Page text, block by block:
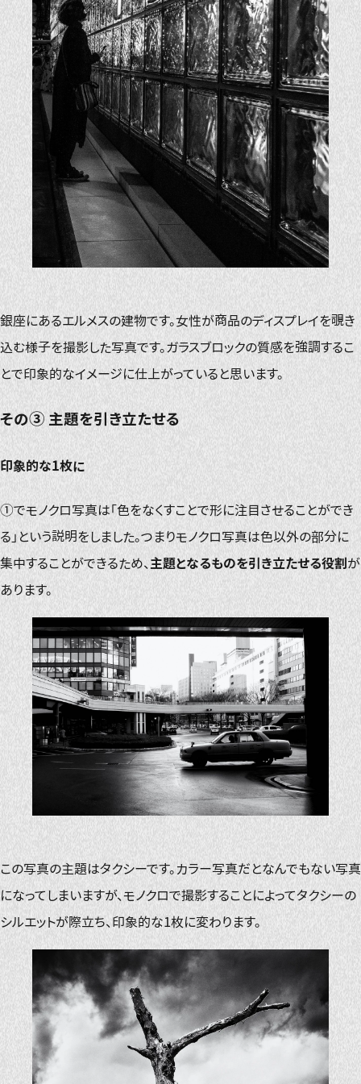
銀座にあるエルメスの建物です。女性が商品のディスプレイを覗き
込む様子を撮影した写真です。ガラスブロックの質感を強調するこ
とで印象的なイメージに仕上がっていると思います。
その③ 主題を引き立たせる
印象的な1枚に
①でモノクロ写真は「色をなくすことで形に注目させることができ
る」という説明をしました。つまりモノクロ写真は色以外の部分に
集中することができるため、 主題となるものを引き立たせる役割 が
あります。
この写真の主題はタクシーです。カラー写真だとなんでもない写真
になってしまいますが、モノクロで撮影することによってタクシーの
シルエットが際立ち、印象的な1枚に変わります。